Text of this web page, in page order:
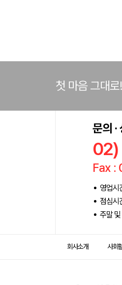
첫 마음 그대
문의 ·
Fax :
영업
점심
주말
회사소개 사회